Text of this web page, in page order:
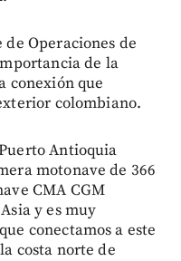
Operaciones de
de la
conexión que
colombiano.
Antioquia
motonave de 366
CMA CGM
y es muy
conectamos a este
costa norte de